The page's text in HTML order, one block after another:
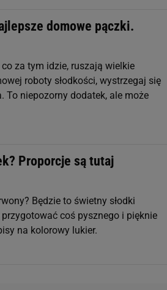
domowe pączki.
za tym idzie, ruszają wielkie
roboty słodkości, wystrzegaj się
To niepozorny dodatek, ale może
Proporcje są tutaj
Będzie to świetny słodki
coś pysznego i pięknie
na kolorowy lukier.